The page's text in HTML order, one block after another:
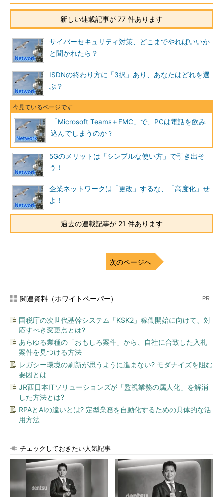
新しい連載記事が 77 件あります
サイバーセキュリティ対策、どこまでやればいいか
と聞かれたら？
ISDNの終わり方に「3択」あり、あなたはどれを選
ぶ？
「Microsoft Teams＋FMC」で、PCは電話を飲み
込んでしまうのか？
5Gのメリットは「シンプルな使い方」で引き出そ
う！
企業ネットワークは「更改」するな、「高度化」せ
よ！
過去の連載記事が 21 件あります
次のページへ
関連資料（ホワイトペーパー） PR
国税庁の次世代基幹システム「KSK2」稼働開始に向けて、対
応すべき変更点とは?
あらゆる業種の「おもしろ案件」から、自社に合致した入札
案件を見つける方法
レガシー環境の刷新が思うように進まない? モダナイズを阻む
要因とは
JR西日本ITソリューションズが「監視業務の属人化」を解消
した方法とは?
RPAとAIの違いとは? 定型業務を自動化するための具体的な活
用方法
チェックしておきたい人気記事